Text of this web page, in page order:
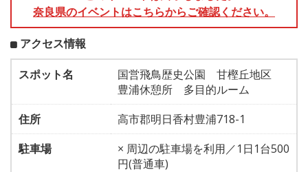
奈良県のイベントはこちらからご確認ください。
アクセス情報
スポット名
国営飛鳥歴史公園 甘樫丘地区
豊浦休憩所 多目的ルーム
住所
高市郡明日香村豊浦718-1
駐車場
× 周辺の駐車場を利用／1日1台500
円(普通車)